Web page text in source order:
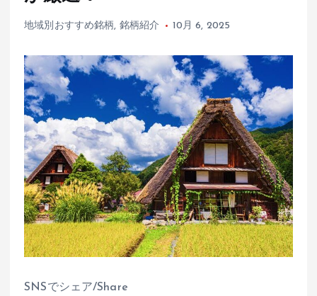
地域別おすすめ銘柄, 銘柄紹介 10月 6, 2025
SNSでシェア/Share